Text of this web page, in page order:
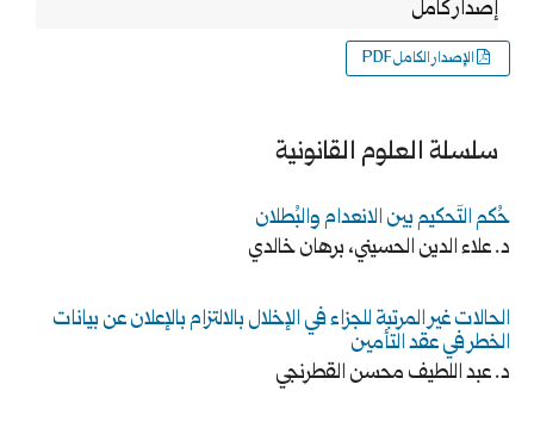
إصدار كامل
الإصدار الكامل PDF
سلسلة العلوم القانونية
حُكم التَحكيم بين الانعدام والبُطلان
د. علاء الدين الحسيني، برهان خالدي
الحالات غير المرتبة للجزاء في الإخلال بالالتزام بالإعلان عن بيانات
الخطر في عقد التأمين
د. عبد اللطيف محسن القطرنجي